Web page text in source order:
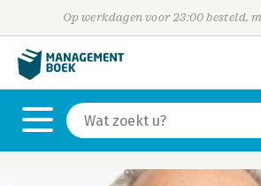
Op werkdagen voor 23:00 besteld,